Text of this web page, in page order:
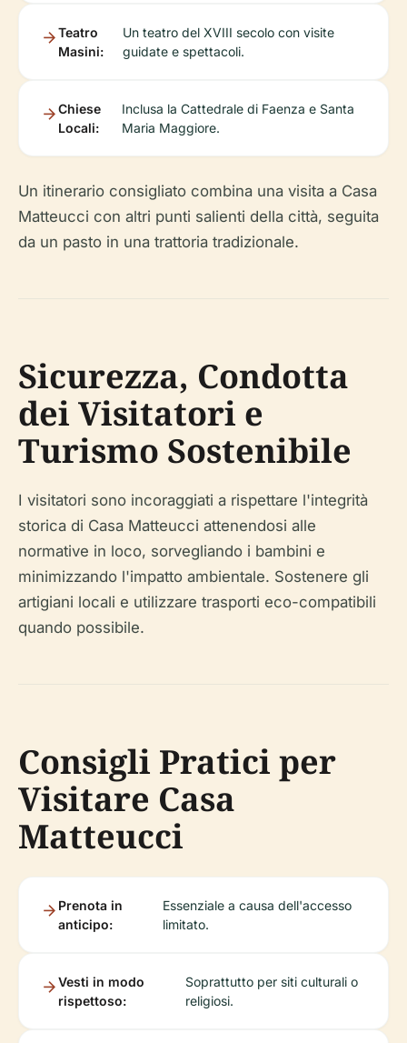
Teatro
Masini:
Un teatro del XVIII secolo con visite
guidate e spettacoli.
Chiese
Locali:
Inclusa la Cattedrale di Faenza e Santa
Maria Maggiore.
Un itinerario consigliato combina una visita a Casa
Matteucci con altri punti salienti della città, seguita
da un pasto in una trattoria tradizionale.
Sicurezza, Condotta
dei Visitatori e
Turismo Sostenibile
I visitatori sono incoraggiati a rispettare l'integrità
storica di Casa Matteucci attenendosi alle
normative in loco, sorvegliando i bambini e
minimizzando l'impatto ambientale. Sostenere gli
artigiani locali e utilizzare trasporti eco-compatibili
quando possibile.
Consigli Pratici per
Visitare Casa
Matteucci
Prenota in
anticipo:
Essenziale a causa dell'accesso
limitato.
Vesti in modo
rispettoso:
Soprattutto per siti culturali o
religiosi.